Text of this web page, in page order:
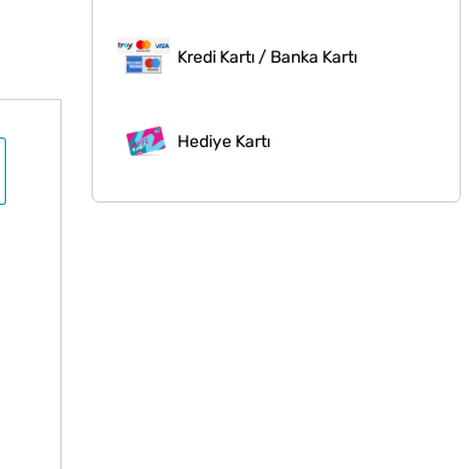
Kredi Kartı / Banka Kartı
Hediye Kartı